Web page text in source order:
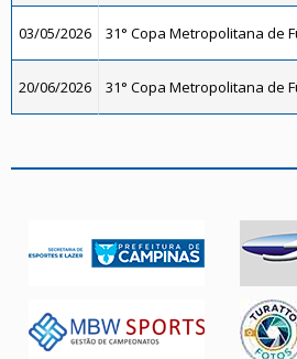
03/05/2026 31° Copa Metropolitana de
20/06/2026 31° Copa Metropolitana de